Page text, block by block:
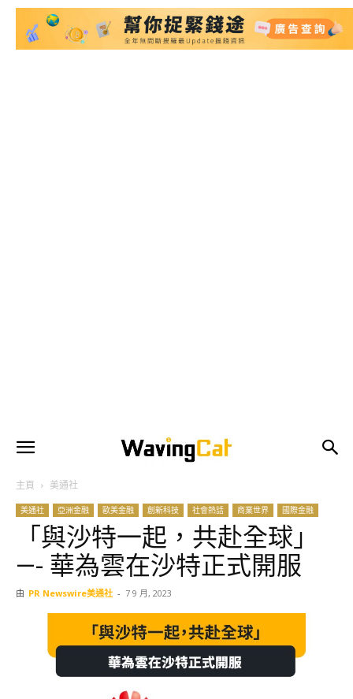
主頁 美通社
美通社 亞洲金融 歐美金融 創新科技 社會熱話 商業世界 國際金融
「與沙特一起，共赴全球」
—- 華為雲在沙特正式開服
由 PR Newswire美通社 - 7 9 月, 2023